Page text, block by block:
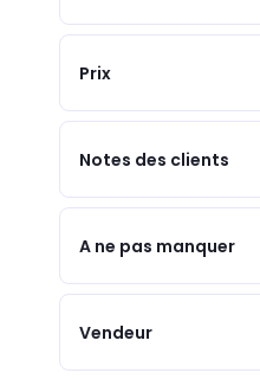
Prix
Notes des clients
A ne pas manquer
Vendeur